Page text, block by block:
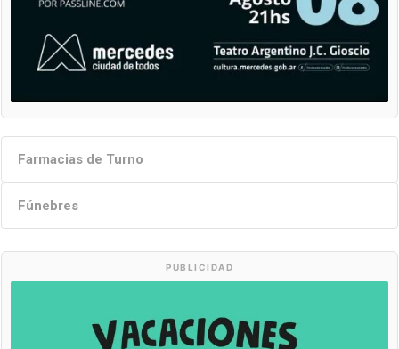
Farmacias de Turno
Fúnebres
PUBLICIDAD